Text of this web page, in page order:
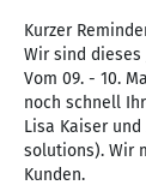
Kurzer
Wir sind dieses
Vom 09. - 10.
noch schnell
Lisa Kaiser
solutions). Wir
Kunden.